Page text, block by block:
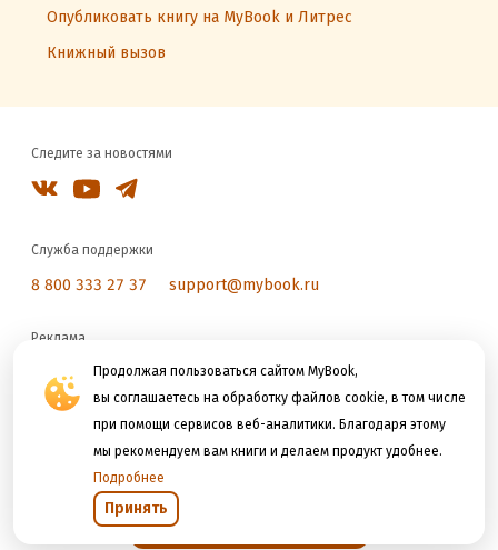
Продолжая пользоваться сайтом MyBook,
вы соглашаетесь на обработку файлов cookie, в том числе
при помощи сервисов веб-аналитики. Благодаря этому
мы рекомендуем вам книги и делаем продукт удобнее.
Подробнее
Принять
Опубликовать книгу на MyBook и Литрес
Книжный вызов
Следите за новостями
Служба поддержки
8 800 333 27 37 support@mybook.ru
Реклама
reklama@litres.ru
Мы принимаем к оплате
Открыть в приложении